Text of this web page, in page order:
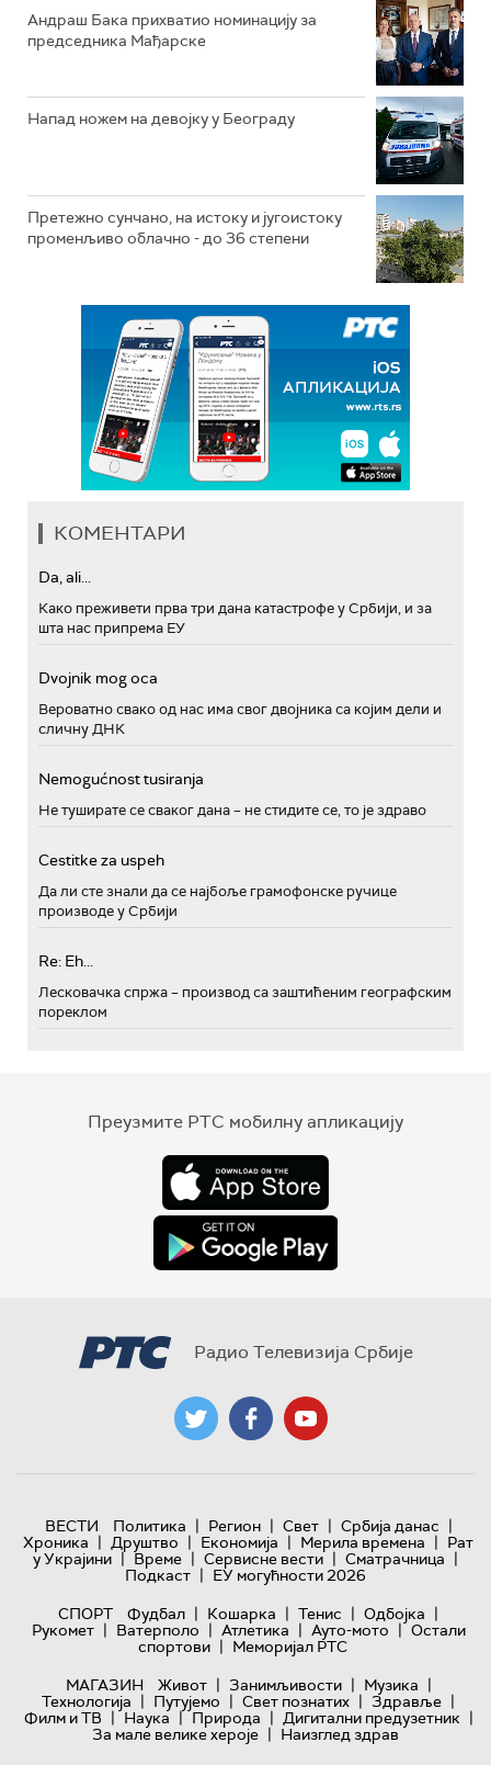
Андраш Бака прихватио номинацију за
председника Мађарске
Напад ножем на девојку у Београду
Претежно сунчано, на истоку и југоистоку
променљиво облачно - до 36 степени
КОМЕНТАРИ
Da, ali...
Како преживети прва три дана катастрофе у Србији, и за
шта нас припрема ЕУ
Dvojnik mog oca
Вероватно свако од нас има свог двојника са којим дели и
сличну ДНК
Nemogućnost tusiranja
Не туширате се сваког дана – не стидите се, то је здраво
Cestitke za uspeh
Да ли сте знали да се најбоље грамофонске ручице
производе у Србији
Re: Eh...
Лесковачка спржа – производ са заштићеним географским
пореклом
Преузмите РТС мобилну апликацију
Радио Телевизија Србије
ВЕСТИ Политика | Регион | Свет | Србија данас |
Хроника | Друштво | Економија | Мерила времена | Рат
у Украјини | Време | Сервисне вести | Сматрачница |
Подкаст | ЕУ могућности 2026
СПОРТ
Фудбал | Кошарка | Тенис | Одбојка |
Рукомет | Ватерполо | Атлетика | Ауто-мото | Остали
спортови | Меморијал РТС
МАГАЗИН
Живот | Занимљивости | Музика |
Технологијa | Путујемо | Свет познатих | Здравље |
Филм и ТВ | Наука | Природа | Дигитални предузетник |
За мале велике хероје | Наизглед здрав